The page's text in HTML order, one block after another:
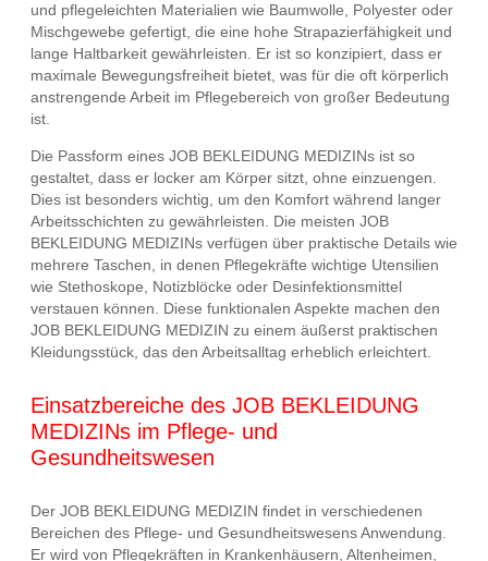
und pflegeleichten Materialien wie Baumwolle, Polyester oder
Mischgewebe gefertigt, die eine hohe Strapazierfähigkeit und
lange Haltbarkeit gewährleisten. Er ist so konzipiert, dass er
maximale Bewegungsfreiheit bietet, was für die oft körperlich
anstrengende Arbeit im Pflegebereich von großer Bedeutung
ist.
Die Passform eines JOB BEKLEIDUNG MEDIZINs ist so
gestaltet, dass er locker am Körper sitzt, ohne einzuengen.
Dies ist besonders wichtig, um den Komfort während langer
Arbeitsschichten zu gewährleisten. Die meisten JOB
BEKLEIDUNG MEDIZINs verfügen über praktische Details wie
mehrere Taschen, in denen Pflegekräfte wichtige Utensilien
wie Stethoskope, Notizblöcke oder Desinfektionsmittel
verstauen können. Diese funktionalen Aspekte machen den
JOB BEKLEIDUNG MEDIZIN zu einem äußerst praktischen
Kleidungsstück, das den Arbeitsalltag erheblich erleichtert.
Einsatzbereiche des JOB BEKLEIDUNG
MEDIZINs im Pflege- und
Gesundheitswesen
Der JOB BEKLEIDUNG MEDIZIN findet in verschiedenen
Bereichen des Pflege- und Gesundheitswesens Anwendung.
Er wird von Pflegekräften in Krankenhäusern, Altenheimen,